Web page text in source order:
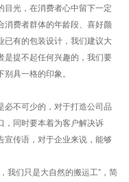
目光，在消费者心中留下一定
消费者群体的年龄段、喜好颜
已有的包装设计，我们建议大
是提不起任何兴趣的，我们要
具一格的印象。
不可少的，对于打造公司品
，同时要本着为客户解决诉
宣传语，对于企业来说，能够
们只是大自然的搬运工”，简